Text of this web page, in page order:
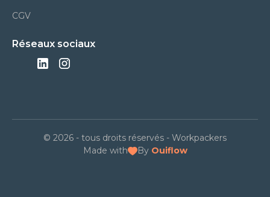
CGV
Réseaux sociaux
© 2026 - tous droits réservés - Workpackers
Made with
By Ouiflow